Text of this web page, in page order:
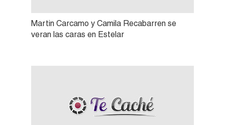
Martin Carcamo y Camila Recabarren se
veran las caras en Estelar